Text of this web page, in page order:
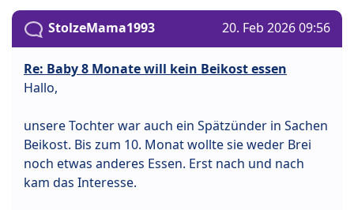
StolzeMama1993 20. Feb 2026 09:56
Re: Baby 8 Monate will kein Beikost essen
Hallo,
unsere Tochter war auch ein Spätzünder in Sachen
Beikost. Bis zum 10. Monat wollte sie weder Brei
noch etwas anderes Essen. Erst nach und nach
kam das Interesse.